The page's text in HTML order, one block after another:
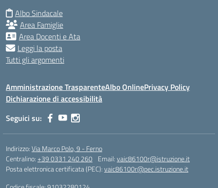
Albo Sindacale
Area Famiglie
Area Docenti e Ata
Leggi la posta
Tutti gli argomenti
Amministrazione TrasparenteAlbo OnlinePrivacy Policy
Dichiarazione di accessibilità
Seguici su:
Indirizzo:Via Marco Polo, 9 - Ferno
Centralino:+39 0331 240 260 Email:vaic86100r@istruzione.it
Posta elettronica certificata (PEC):vaic86100r@pec.istruzione.it